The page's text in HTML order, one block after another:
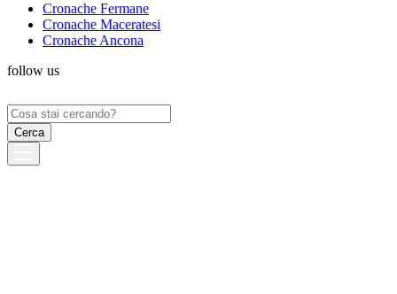
Cronache Fermane
Cronache Maceratesi
Cronache Ancona
follow us
Ricerca
per: